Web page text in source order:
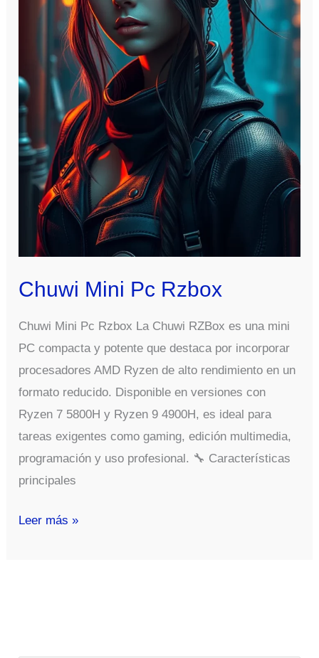
Chuwi Mini Pc Rzbox
Chuwi Mini Pc Rzbox La Chuwi RZBox es una mini
PC compacta y potente que destaca por incorporar
procesadores AMD Ryzen de alto rendimiento en un
formato reducido. Disponible en versiones con
Ryzen 7 5800H y Ryzen 9 4900H, es ideal para
tareas exigentes como gaming, edición multimedia,
programación y uso profesional. 🔧 Características
principales
Chuwi
Leer más »